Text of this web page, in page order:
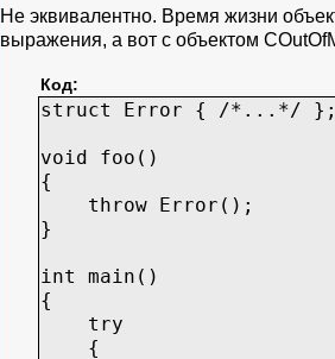
Не эквивалентно. Время жизни
выражения, а вот с объектом
Код:
struct Error { /*...*/
void foo()
{
throw Error();
}
int main()
{
try
{